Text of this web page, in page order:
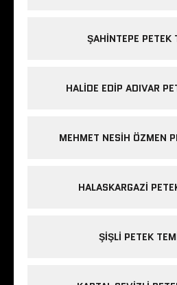
ŞAHINTEPE PETEK
HALIDE EDIP ADIVAR
MEHMET NESIH ÖZMEN
HALASKARGAZI
ŞIŞLI PETEK